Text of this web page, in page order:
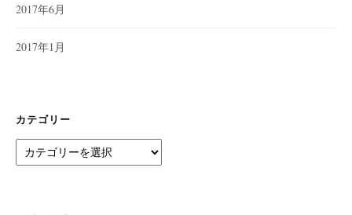
2017年6月
2017年1月
カテゴリー
テ